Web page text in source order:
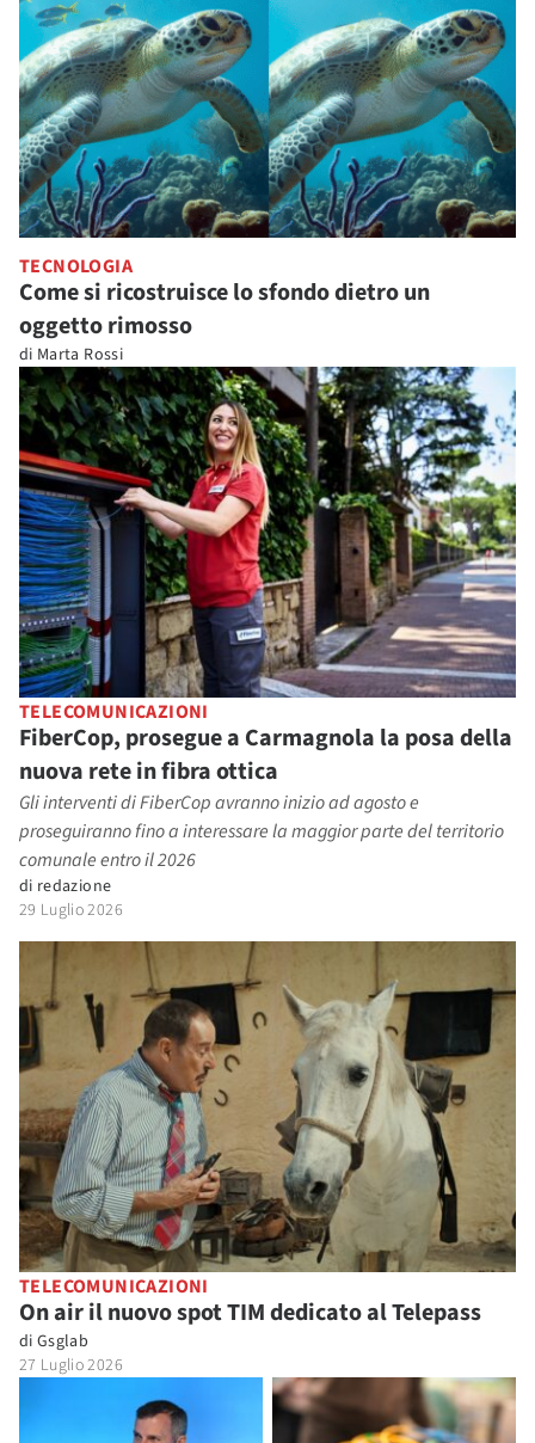
TECNOLOGIA
Come si ricostruisce lo sfondo dietro un
oggetto rimosso
di Marta Rossi
TELECOMUNICAZIONI
FiberCop, prosegue a Carmagnola la posa della
nuova rete in fibra ottica
Gli interventi di FiberCop avranno inizio ad agosto e
proseguiranno fino a interessare la maggior parte del territorio
comunale entro il 2026
di redazione
29 Luglio 2026
TELECOMUNICAZIONI
On air il nuovo spot TIM dedicato al Telepass
di Gsglab
27 Luglio 2026